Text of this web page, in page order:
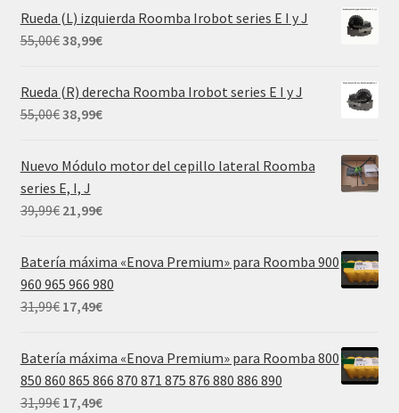
original
era:
actual
es:
Rueda (L) izquierda Roomba Irobot series E I y J
55,00€El
original
era:
38,99€El
actual
es:
Rueda (R) derecha Roomba Irobot series E I y J
55,00€El
original
era:
55,00€.
38,99€El
actual
38,99€.
Nuevo Módulo motor del cepillo lateral Roomba
series E, I, J
39,99€ El
original
era:
39,99€.
21,99€El
actual
es:
21,99€.
Batería máxima «Enova Premium» para Roomba 900
960 965 966 980
31,99€ El
original
era:
31,99€.
17,49€El
actual
es:
17,49€.
Batería máxima «Enova Premium» para Roomba 800
850 860 865 866 870 871 875 876 880 886 890
31,99€ El
17,49€El